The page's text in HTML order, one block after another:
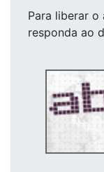
Para liberar o
responda ao